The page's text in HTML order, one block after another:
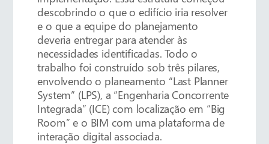
descobrindo o que o edifício iria resolver
e o que a equipe do planejamento
deveria entregar para atender às
necessidades identificadas. Todo o
trabalho foi construído sob três pilares,
envolvendo o planeamento “Last Planner
System” (LPS), a “Engenharia Concorrente
Integrada” (ICE) com localização em “Big
Room” e o BIM com uma plataforma de
interação digital associada.